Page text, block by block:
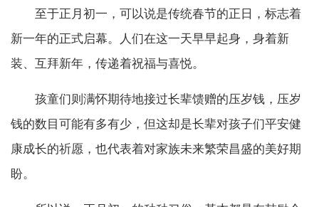
至于正月初一，可以说是传统春节的正日，标志着
新一年的正式启幕。人们在这一天早早起身，身着新
装、互拜新年，传递着祝福与喜悦。
孩童们则满怀期待地接过长辈馈赠的压岁钱，压岁
钱的数目可能有多有少，但这却是长辈对孩子们平安健
康成长的祈愿，也代表着对家族未来繁荣昌盛的美好期
盼。